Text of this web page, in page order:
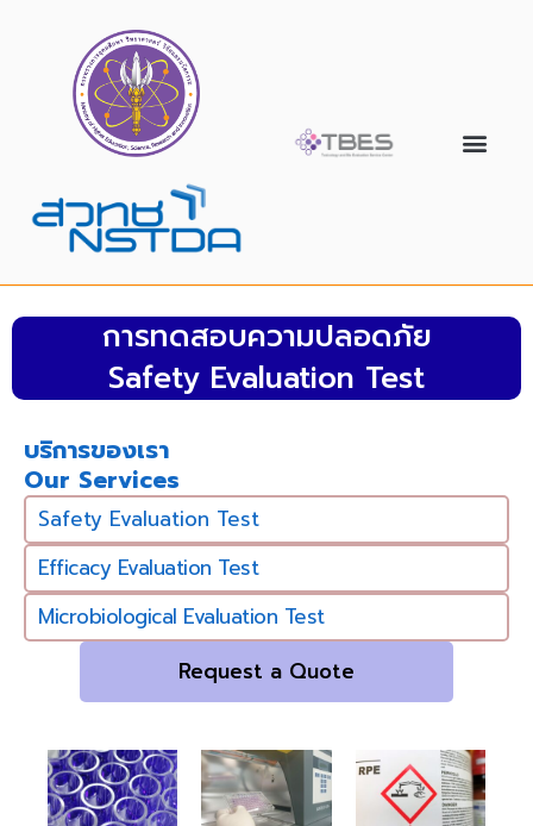
การทดสอบความปลอดภัย
Safety Evaluation Test
บริการของเรา
Our Services
Safety Evaluation Test
Efficacy Evaluation Test
Microbiological Evaluation Test
Request a Quote